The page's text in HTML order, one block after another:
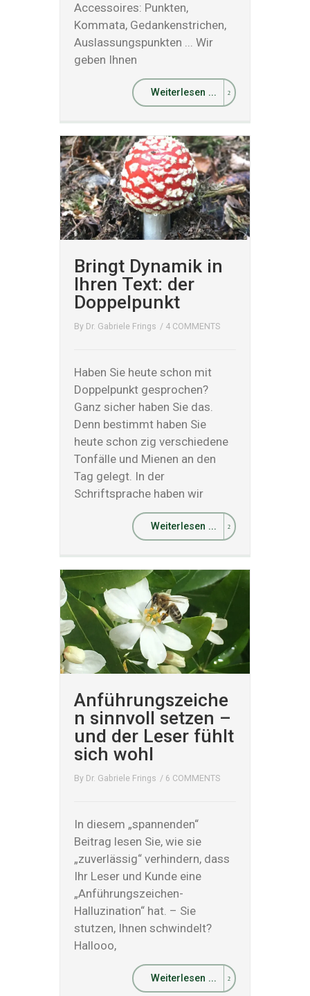
Accessoires: Punkten,
Kommata, Gedankenstrichen,
Auslassungspunkten ... Wir
geben Ihnen
Weiterlesen ...
Bringt Dynamik in
Ihren Text: der
Doppelpunkt
By Dr. Gabriele Frings / 4 COMMENTS
Haben Sie heute schon mit
Doppelpunkt gesprochen?
Ganz sicher haben Sie das.
Denn bestimmt haben Sie
heute schon zig verschiedene
Tonfälle und Mienen an den
Tag gelegt. In der
Schriftsprache haben wir
Weiterlesen ...
Anführungszeiche
n sinnvoll setzen –
und der Leser fühlt
sich wohl
By Dr. Gabriele Frings / 6 COMMENTS
In diesem „spannenden“
Beitrag lesen Sie, wie sie
„zuverlässig“ verhindern, dass
Ihr Leser und Kunde eine
„Anführungszeichen-
Halluzination“ hat. – Sie
stutzen, Ihnen schwindelt?
Hallooo,
Weiterlesen ...